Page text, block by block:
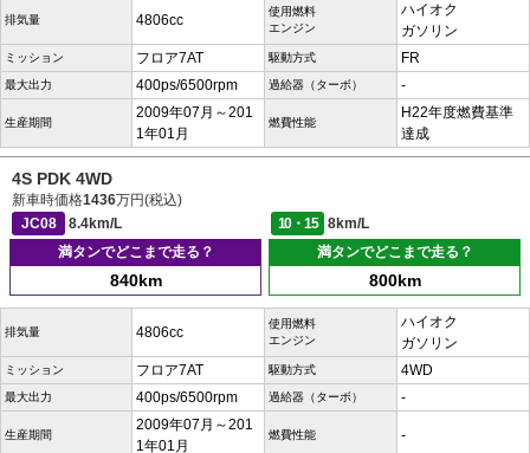
排気量 4806cc
使用燃料
エンジン
ハイオク
ガソリン
ミッション フロア7AT 駆動方式 FR
最大出力 400ps/6500rpm 過給器（ターボ） -
生産期間
2009年07月～201
1年01月
燃費性能
H22年度燃費基準
達成
4S PDK 4WD
新車時価格1436万円(税込)
JC08
8.4km/L 10・15
8km/L
満タンでどこまで走る？
840km
満タンでどこまで走る？
800km
排気量 4806cc
使用燃料
エンジン
ハイオク
ガソリン
ミッション フロア7AT 駆動方式 4WD
最大出力 400ps/6500rpm 過給器（ターボ） -
生産期間
2009年07月～201
1年01月
燃費性能 -